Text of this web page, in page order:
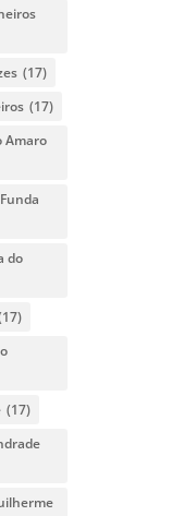
(17)
(17)
Amaro
do
(17)